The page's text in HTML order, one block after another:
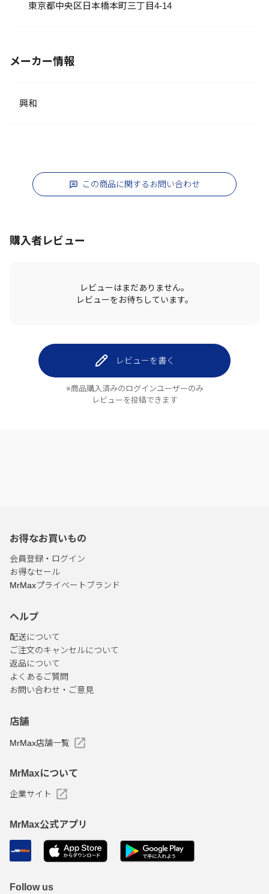
東京都中央区日本橋本町三丁目4-14
メーカー情報
興和
この商品に関するお問い合わせ
購入者レビュー
レビューはまだありません。
レビューをお待ちしています。
レビューを書く
※商品購入済みのログインユーザーのみ
レビューを投稿できます
お得なお買いもの
会員登録・ログイン
お得なセール
MrMaxプライベートブランド
ヘルプ
配送について
ご注文のキャンセルについて
返品について
よくあるご質問
お問い合わせ・ご意見
店舗
MrMax店舗一覧
MrMaxについて
企業サイト
MrMax公式アプリ
Follow us